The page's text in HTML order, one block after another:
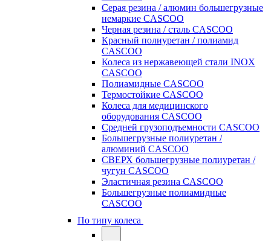
Серая резина / алюмин большегрузные
немаркие CASCOO
Черная резина / сталь CASCOO
Красный полиуретан / полиамид
CASCOO
Колеса из нержавеющей стали INOX
CASCOO
Полиамидные CASCOO
Термостойкие CASCOO
Колеса для медицинского
оборудования CASCOO
Средней грузоподъемности CASCOO
Большегрузные полиуретан /
алюминий CASCOO
СВЕРХ большегрузные полиуретан /
чугун CASCOO
Эластичная резина CASCOO
Большегрузные полиамидные
CASCOO
По типу колеса